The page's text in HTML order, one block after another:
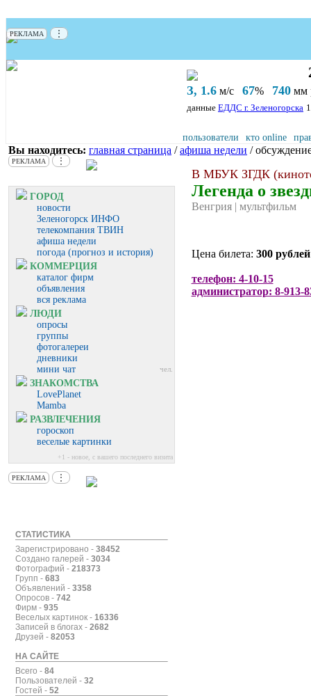
РЕКЛАМА ⋮
З, 1.6 м/с 67% 740 мм
данные ЕДДС г. Зеленогорска
пользователи кто online
Вы находитесь: главная страница /афиша недели /
РЕКЛАМА ⋮
ГОРОД
новости
Зеленогорск ИНФО
телекомпания ТВИН
афиша недели
погода (прогноз и история)
КОММЕРЦИЯ
каталог фирм
объявления
вся реклама
ЛЮДИ
опросы
группы
фотогалереи
дневники
мини чат
чел.
ЗНАКОМСТВА
LovePlanet
Mamba
РАЗВЛЕЧЕНИЯ
гороскоп
веселые картинки
+1 - новое, с вашего последнего визита
РЕКЛАМА ⋮
СТАТИСТИКА
Зарегистрировано - 38452
Создано галерей - 3034
Фотографий - 218373
Групп - 683
Объявлений - 3358
Опросов - 742
Фирм - 935
Веселых картинок - 16336
Записей в блогах - 2682
Друзей - 82053
НА САЙТЕ
Всего - 84
Пользователей - 32
Гостей - 52
В МБУК ЗГДК
Легенда о
Венгрия | мультфильм
Цена билета: 300 рублей
телефон: 4-10-15
администратор: 8-913-